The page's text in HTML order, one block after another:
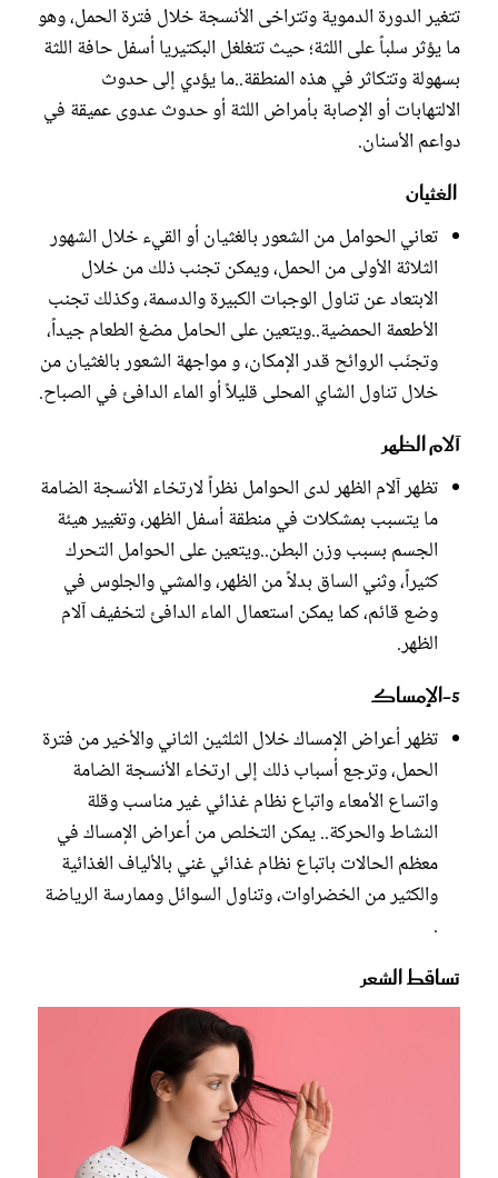
‫تتغير الدورة ‫الدموية وتتراخى الأنسجة خلال فترة الحمل، وهو
ما يؤثر سلباً على اللثة؛ حيث تتغلغل ‫البكتيريا أسفل حافة اللثة
بسهولة وتتكاثر في هذه المنطقة..ما يؤدي إلى ‫حدوث
الالتهابات أو الإصابة بأمراض اللثة أو حدوث عدوى عميقة في
دواعم ‫الأسنان.
‫ الغثيان
‫تعاني الحوامل من الشعور بالغثيان أو القيء خلال الشهور
‫الثلاثة الأولى من الحمل، ويمكن تجنب ذلك من ‫خلال
الابتعاد عن تناول الوجبات الكبيرة والدسمة، وكذلك تجنب
الأطعمة الحمضية..ويتعين على الحامل مضغ الطعام جيداً،
وتجنّب ‫الروائح قدر الإمكان، و مواجهة الشعور بالغثيان من
خلال تناول ‫الشاي المحلى قليلاً أو الماء الدافئ في الصباح.
‫آلام الظهر
‫تظهر آلام الظهر لدى الحوامل نظراً لارتخاء الأنسجة ‫الضامة
ما يتسبب بمشكلات ‫في منطقة أسفل الظهر، وتغيير هيئة
الجسم بسبب ‫وزن البطن..ويتعين على ‫الحوامل التحرك
كثيراً، وثني الساق بدلاً من الظهر، والمشي والجلوس في
وضع ‫قائم، كما يمكن استعمال الماء الدافئ لتخفيف آلام
الظهر.
‫5-الإمساك
‫تظهر أعراض الإمساك خلال الثلثين الثاني والأخير من ‫فترة
الحمل، وترجع أسباب ذلك إلى ارتخاء الأنسجة الضامة
واتساع الأمعاء ‫واتباع نظام غذائي غير مناسب وقلة
النشاط والحركة.. يمكن التخلص من أعراض ‫الإمساك في
معظم الحالات باتباع نظام غذائي غني بالألياف ‫الغذائية
والكثير من الخضراوات، وتناول السوائل وممارسة الرياضة
.‫
‫‫تساقط الشعر